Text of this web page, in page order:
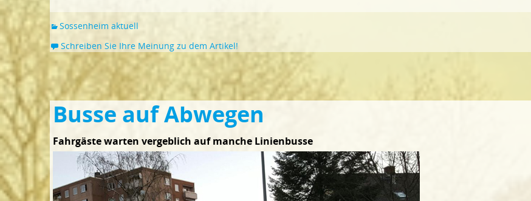
Sossenheim aktuell
Schreiben Sie Ihre Meinung zu dem Artikel!
Busse auf Abwegen
Fahrgäste warten vergeblich auf manche Linienbusse